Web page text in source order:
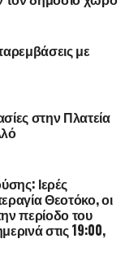
με
στην Πλατεία
Ιερές
Θεοτόκο, οι
περίοδο του
στις 19:00,